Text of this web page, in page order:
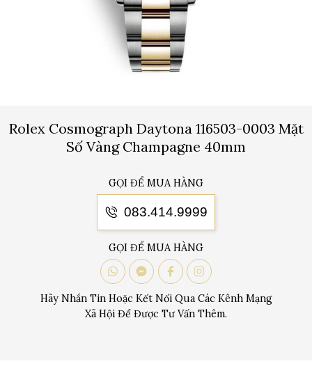
Rolex Cosmograph Daytona 116503-0003 Mặt
Số Vàng Champagne 40mm
GỌI ĐỂ MUA HÀNG
083.414.9999
GỌI ĐỂ MUA HÀNG
Hãy Nhắn Tin Hoặc Kết Nối Qua Các Kênh Mạng
Xã Hội Để Được Tư Vấn Thêm.